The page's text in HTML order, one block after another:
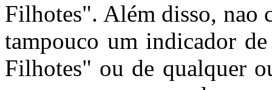
Filhotes". Além disso, nao
tampouco um indicador
Filhotes" ou de qualquer